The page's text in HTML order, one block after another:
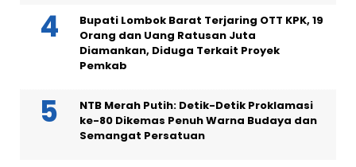
Bupati Lombok Barat Terjaring OTT KPK, 19
Orang dan Uang Ratusan Juta
Diamankan, Diduga Terkait Proyek
Pemkab
NTB Merah Putih: Detik-Detik Proklamasi
ke-80 Dikemas Penuh Warna Budaya dan
Semangat Persatuan